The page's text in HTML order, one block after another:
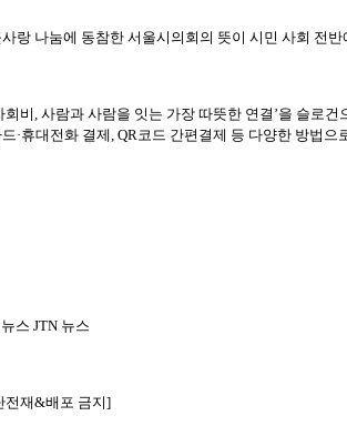
랑 나눔에 동참한 서울시의회의 뜻이 시민 사회 전
비, 사람과 사람을 잇는 가장 따뜻한 연결’을 슬로
·휴대전화 결제, QR코드 간편결제 등 다양한 방법으
스 JTN 뉴스
전재&배포 금지]